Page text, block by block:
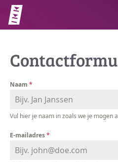
naar
de
Naam *
Vul hier je naam in zoals we je mogen
E-mailadres*